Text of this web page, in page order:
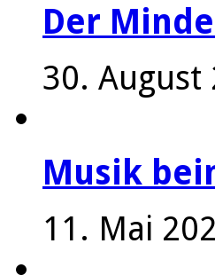
Der
30. August
Musik
11. Mai